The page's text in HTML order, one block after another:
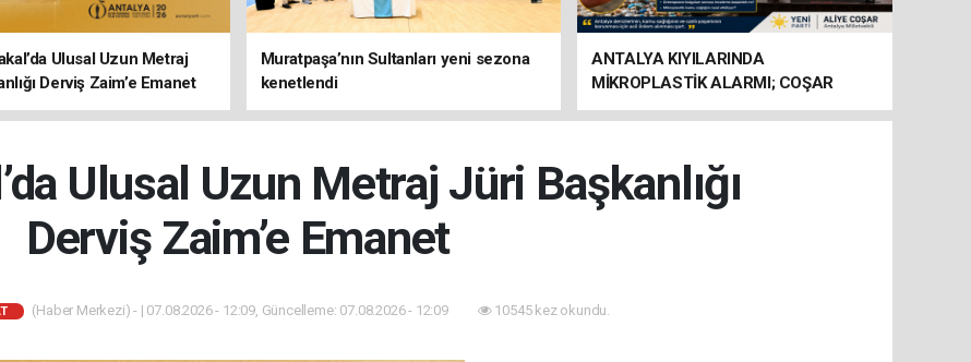
Ulusal Uzun Metraj
Derviş Zaim’e Emanet
Muratpaşa’nın Sultanları yeni sezona
kenetlendi
ANTALYA KIYILARINDA
MİKROPLASTİK ALARMI; COŞAR
BAKANLIĞA HAREKETE GEÇİN
Ulusal Uzun Metraj Jüri Başkanlığı
Derviş Zaim’e Emanet
(Haber Merkezi) - | 07.08.2026 - 12:09, Güncelleme: 07.08.2026 - 12:09 10545 kez okundu.